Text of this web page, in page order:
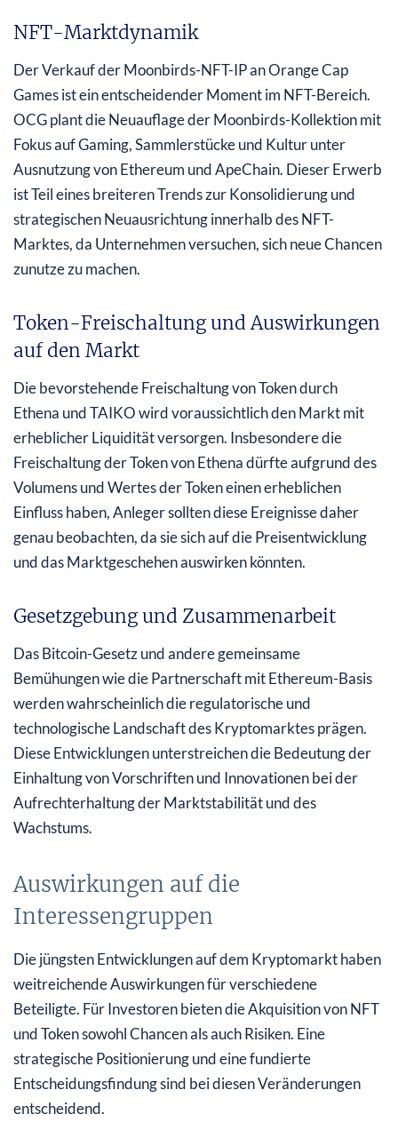
NFT-Marktdynamik
Der Verkauf der Moonbirds-NFT-IP an Orange Cap
Games ist ein entscheidender Moment im NFT-Bereich.
OCG plant die Neuauflage der Moonbirds-Kollektion mit
Fokus auf Gaming, Sammlerstücke und Kultur unter
Ausnutzung von Ethereum und ApeChain. Dieser Erwerb
ist Teil eines breiteren Trends zur Konsolidierung und
strategischen Neuausrichtung innerhalb des NFT-
Marktes, da Unternehmen versuchen, sich neue Chancen
zunutze zu machen.
Token-Freischaltung und Auswirkungen
auf den Markt
Die bevorstehende Freischaltung von Token durch
Ethena und TAIKO wird voraussichtlich den Markt mit
erheblicher Liquidität versorgen. Insbesondere die
Freischaltung der Token von Ethena dürfte aufgrund des
Volumens und Wertes der Token einen erheblichen
Einfluss haben, Anleger sollten diese Ereignisse daher
genau beobachten, da sie sich auf die Preisentwicklung
und das Marktgeschehen auswirken könnten.
Gesetzgebung und Zusammenarbeit
Das Bitcoin-Gesetz und andere gemeinsame
Bemühungen wie die Partnerschaft mit Ethereum-Basis
werden wahrscheinlich die regulatorische und
technologische Landschaft des Kryptomarktes prägen.
Diese Entwicklungen unterstreichen die Bedeutung der
Einhaltung von Vorschriften und Innovationen bei der
Aufrechterhaltung der Marktstabilität und des
Wachstums.
Auswirkungen auf die
Interessengruppen
Die jüngsten Entwicklungen auf dem Kryptomarkt haben
weitreichende Auswirkungen für verschiedene
Beteiligte. Für Investoren bieten die Akquisition von NFT
und Token sowohl Chancen als auch Risiken. Eine
strategische Positionierung und eine fundierte
Entscheidungsfindung sind bei diesen Veränderungen
entscheidend.